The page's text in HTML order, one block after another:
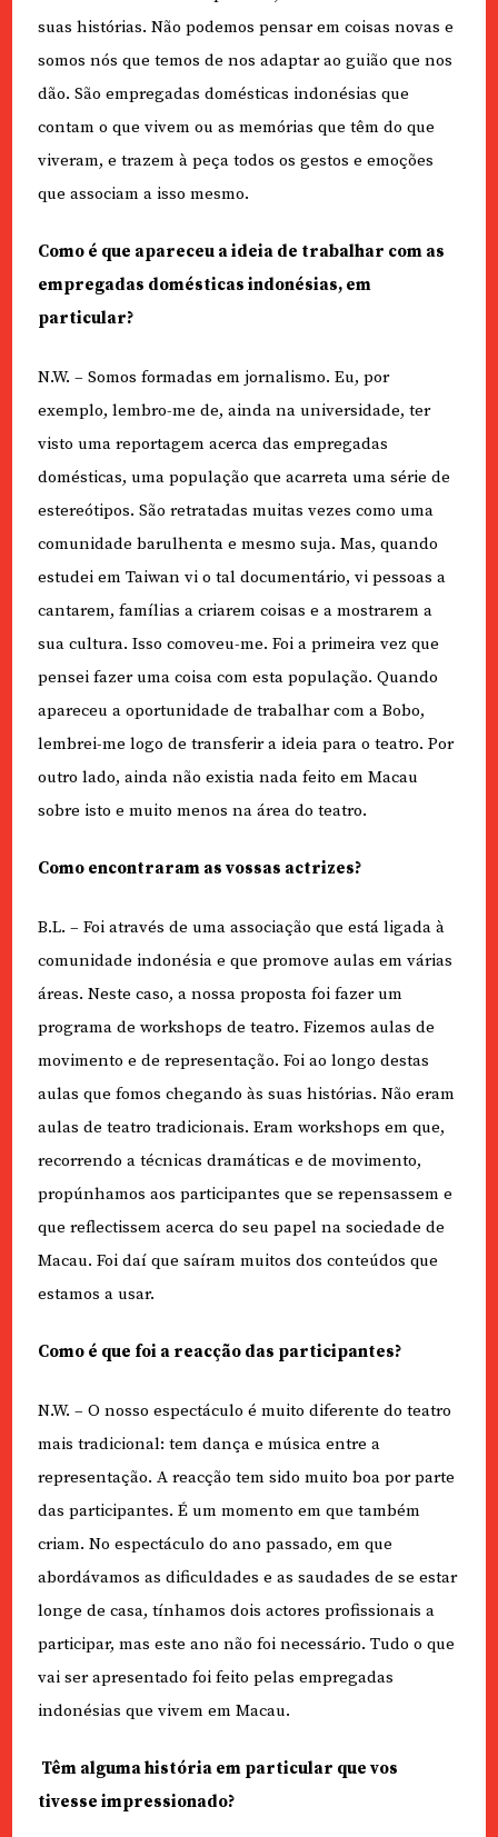
suas histórias. Não podemos pensar em coisas novas e
somos nós que temos de nos adaptar ao guião que nos
dão. São empregadas domésticas indonésias que
contam o que vivem ou as memórias que têm do que
viveram, e trazem à peça todos os gestos e emoções
que associam a isso mesmo.
Como é que apareceu a ideia de trabalhar com as
empregadas domésticas indonésias, em
particular?
N.W. – Somos formadas em jornalismo. Eu, por
exemplo, lembro-me de, ainda na universidade, ter
visto uma reportagem acerca das empregadas
domésticas, uma população que acarreta uma série de
estereótipos. São retratadas muitas vezes como uma
comunidade barulhenta e mesmo suja. Mas, quando
estudei em Taiwan vi o tal documentário, vi pessoas a
cantarem, famílias a criarem coisas e a mostrarem a
sua cultura. Isso comoveu-me. Foi a primeira vez que
pensei fazer uma coisa com esta população. Quando
apareceu a oportunidade de trabalhar com a Bobo,
lembrei-me logo de transferir a ideia para o teatro. Por
outro lado, ainda não existia nada feito em Macau
sobre isto e muito menos na área do teatro.
Como encontraram as vossas actrizes?
B.L. – Foi através de uma associação que está ligada à
comunidade indonésia e que promove aulas em várias
áreas. Neste caso, a nossa proposta foi fazer um
programa de workshops de teatro. Fizemos aulas de
movimento e de representação. Foi ao longo destas
aulas que fomos chegando às suas histórias. Não eram
aulas de teatro tradicionais. Eram workshops em que,
recorrendo a técnicas dramáticas e de movimento,
propúnhamos aos participantes que se repensassem e
que reflectissem acerca do seu papel na sociedade de
Macau. Foi daí que saíram muitos dos conteúdos que
estamos a usar.
Como é que foi a reacção das participantes?
N.W. – O nosso espectáculo é muito diferente do teatro
mais tradicional: tem dança e música entre a
representação. A reacção tem sido muito boa por parte
das participantes. É um momento em que também
criam. No espectáculo do ano passado, em que
abordávamos as dificuldades e as saudades de se estar
longe de casa, tínhamos dois actores profissionais a
participar, mas este ano não foi necessário. Tudo o que
vai ser apresentado foi feito pelas empregadas
indonésias que vivem em Macau.
Têm alguma história em particular que vos
tivesse impressionado?